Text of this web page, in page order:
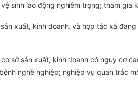
sinh lao động nghiêm trọng; tham gia
xuất, kinh doanh, và hợp tác xã
sở sản xuất, kinh doanh có nguy cơ
nghề nghiệp; nghiệp vụ quan trắc